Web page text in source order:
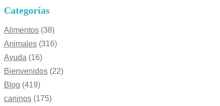
Categorías
Alimentos (38)
Animales (316)
Ayuda (16)
Bienvenidos (22)
Blog (419)
caninos (175)